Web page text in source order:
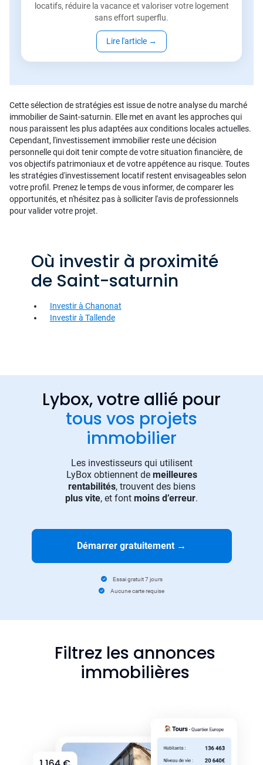
locatifs, réduire la vacance et valoriser votre logement
sans effort superflu.
Lire l'article →
Cette sélection de stratégies est issue de notre analyse du marché
immobilier de Saint-saturnin. Elle met en avant les approches qui
nous paraissent les plus adaptées aux conditions locales actuelles.
Cependant, l'investissement immobilier reste une décision
personnelle qui doit tenir compte de votre situation financière, de
vos objectifs patrimoniaux et de votre appétence au risque. Toutes
les stratégies d'investissement locatif restent envisageables selon
votre profil. Prenez le temps de vous informer, de comparer les
opportunités, et n'hésitez pas à solliciter l'avis de professionnels
pour valider votre projet.
Où investir à proximité
de Saint-saturnin
Investir à Chanonat
Investir à Tallende
Lybox, votre allié pour
tous vos projets
immobilier
Les investisseurs qui utilisent
LyBox obtiennent de meilleures
rentabilités, trouvent des biens
plus vite, et font moins d’erreur.
Démarrer gratuitement →
Essai gratuit 7 jours
Aucune carte requise
Filtrez les annonces
immobilières